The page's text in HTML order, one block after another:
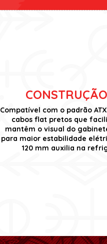
Compatível com o padrão
cabos flat pretos que
mantêm o visual do
para maior estabilidade
120 mm auxilia na